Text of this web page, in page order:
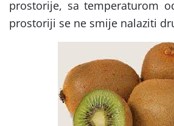
prostorije, sa temperaturom
prostoriji se ne smije nalaziti